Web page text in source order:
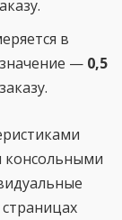
в
— 0,5
консольными